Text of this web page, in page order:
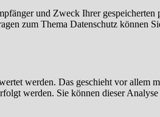
und Zweck Ihrer
zum Thema Datenschutz können
werden. Das geschieht vor
werden. Sie können dieser